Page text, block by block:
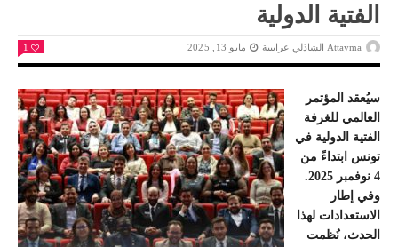
الفتية الدولية
Attayma الشاذلي عرايبية مايو 13, 2025 1
سيُعقد المؤتمر
العالمي للغرفة
الفتية الدولية في
تونس ابتداءً من
4 نوفمبر 2025.
وفي إطار
الاستعدادات لهذا
الحدث، نُظمت